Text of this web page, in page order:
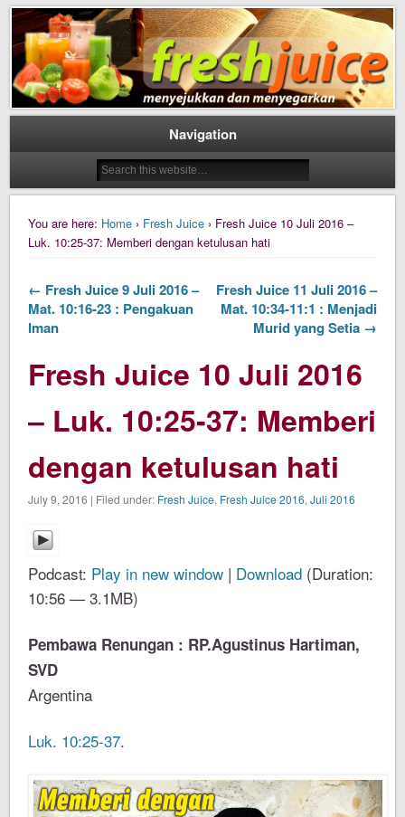
Daily Fresh Juice
Daily Fresh Juice Renungan Harian Katolik Menyejukkan dan Menyegarkan
Navigation
You are here: Home › Fresh Juice › Fresh Juice 10 Juli 2016 –
Luk. 10:25-37: Memberi dengan ketulusan hati
← Fresh Juice 9 Juli 2016 –
Mat. 10:16-23 : Pengakuan
Iman
Fresh Juice 11 Juli 2016 –
Mat. 10:34-11:1 : Menjadi
Murid yang Setia →
Fresh Juice 10 Juli 2016
– Luk. 10:25-37: Memberi
dengan ketulusan hati
July 9, 2016 | Filed under: Fresh Juice, Fresh Juice 2016,Juli 2016
Podcast: Play in new window | Download (Duration:
10:56 — 3.1MB)
Pembawa Renungan : RP.Agustinus Hartiman,
SVD
Argentina
Luk. 10:25-37.